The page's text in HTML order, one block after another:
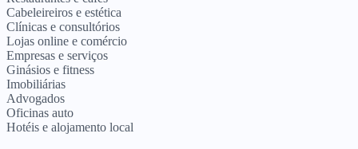
Cabeleireiros e estética
Clínicas e consultórios
Lojas online e comércio
Empresas e serviços
Ginásios e fitness
Imobiliárias
Advogados
Oficinas auto
Hotéis e alojamento local